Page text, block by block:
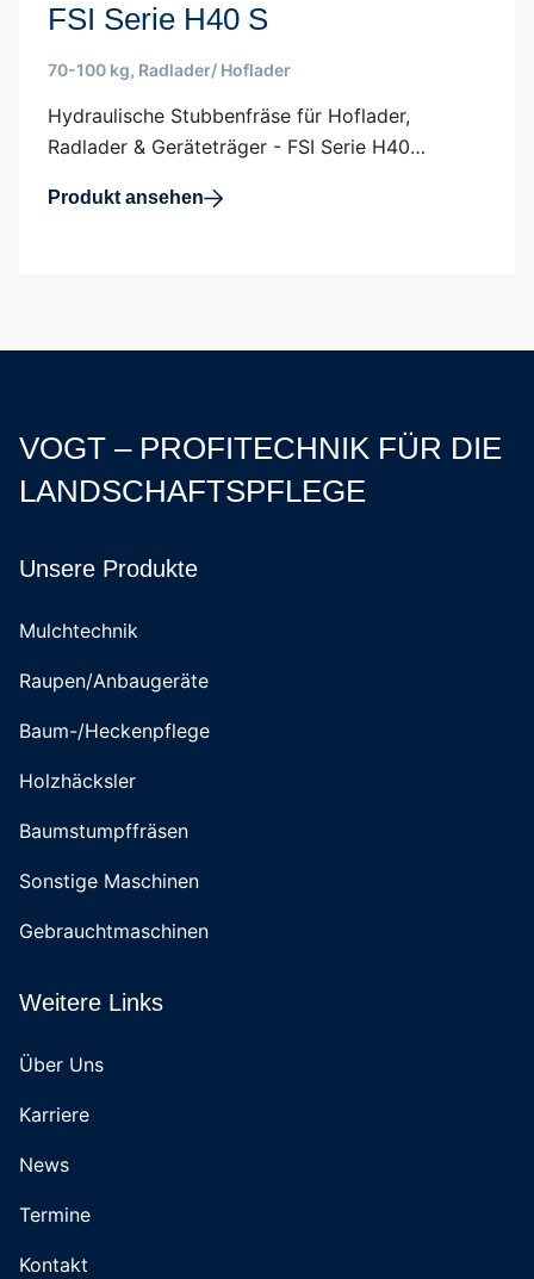
FSI Serie H40 S
70-100 kg, Radlader/ Hoflader
Hydraulische Stubbenfräse für Hoflader,
Radlader & Geräteträger - FSI Serie H40…
Produkt ansehen
VOGT – PROFITECHNIK FÜR DIE
LANDSCHAFTSPFLEGE
Unsere Produkte
Mulchtechnik
Raupen/Anbaugeräte
Baum-/Heckenpflege
Holzhäcksler
Baumstumpffräsen
Sonstige Maschinen
Gebrauchtmaschinen
Weitere Links
Über Uns
Karriere
News
Termine
Kontakt